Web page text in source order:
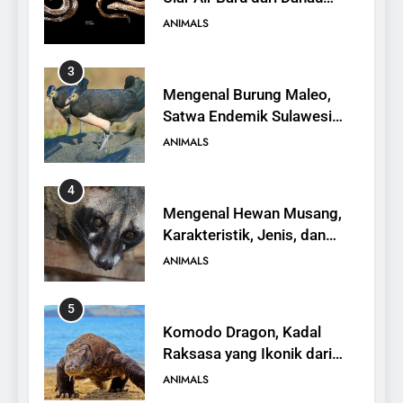
Towuti
ANIMALS
3
Mengenal Burung Maleo,
Satwa Endemik Sulawesi
yang Terancam Punah
ANIMALS
4
Mengenal Hewan Musang,
Karakteristik, Jenis, dan
Peran dalam Ekosistem
ANIMALS
5
Komodo Dragon, Kadal
Raksasa yang Ikonik dari
Indonesia
ANIMALS